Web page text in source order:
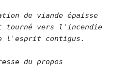
de viande épaisse
tourné vers l'incendie
de l'esprit contigus.
du propos